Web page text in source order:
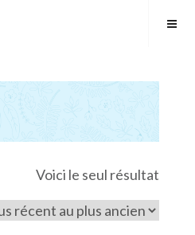
Square
Voici le seul résultat